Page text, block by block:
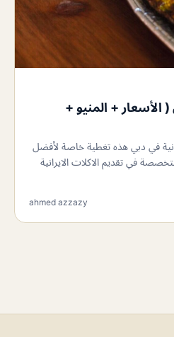
الأسعار + المنيو +
في دبي هذه تغطية خاصة لأفضل
في تقديم الاكلات الايرانية
ahmed azzazy